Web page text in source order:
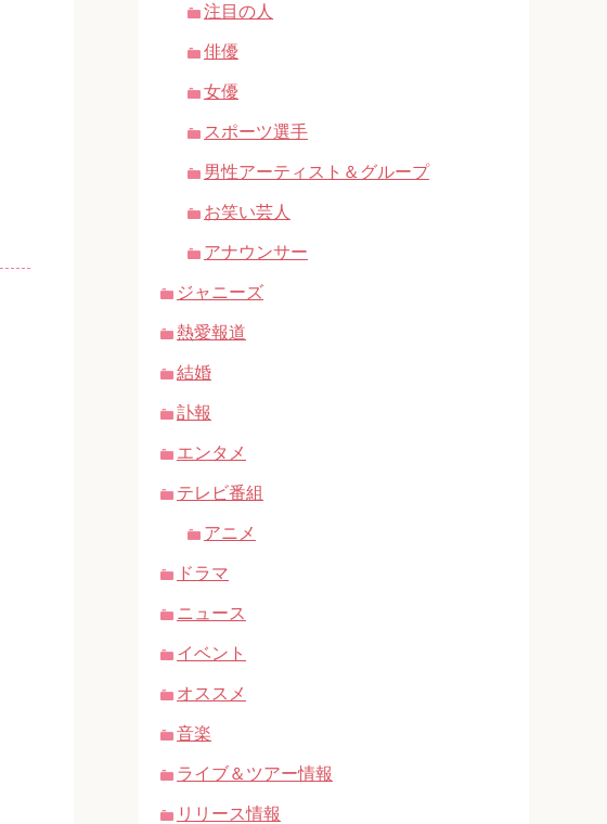
注目の人
俳優
女優
スポーツ選手
男性アーティスト＆グループ
お笑い芸人
アナウンサー
ジャニーズ
熱愛報道
結婚
訃報
エンタメ
テレビ番組
アニメ
ドラマ
ニュース
イベント
オススメ
音楽
ライブ＆ツアー情報
リリース情報